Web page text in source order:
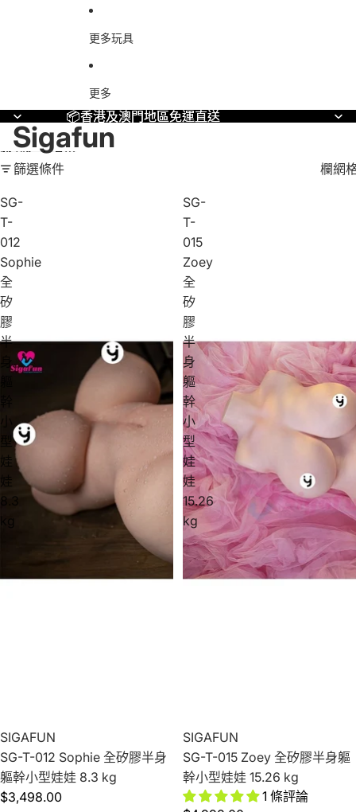
更多玩具
更多
📦香港及澳門地區免運直送
📦香港及澳門地區免運直送
Sigafun
跳到結果清單
篩選條件
欄網
SG-
T-
012
Sophie
全
矽
膠
半
身
娃
娃
8.3
SIGAFUN
SG-T-012 Sophie 全矽膠半身
軀幹小型娃娃 8.3 kg
$3,498.00
SG-
T-
015
Zoey
全
矽
膠
半
身
軀
幹
小
型
娃
娃
15.26
kg
SIGAFUN
SG-T-015 Zoey 全矽膠半身軀
幹小型娃娃 15.26 kg
1 條評論